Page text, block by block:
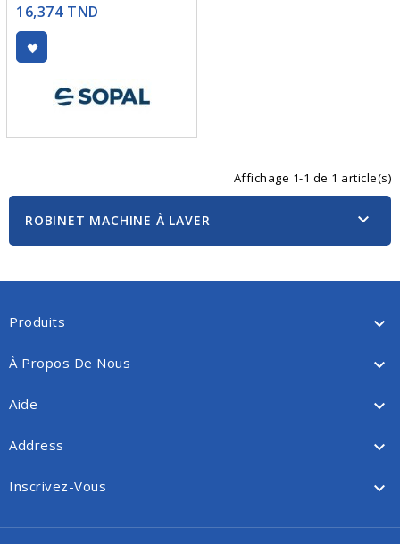
16,374 TND
Affichage 1-1 de 1 article(s)
ROBINET MACHINE À LAVER 
Produits 
À Propos De Nous 
Aide 
Address 
Inscrivez-Vous 